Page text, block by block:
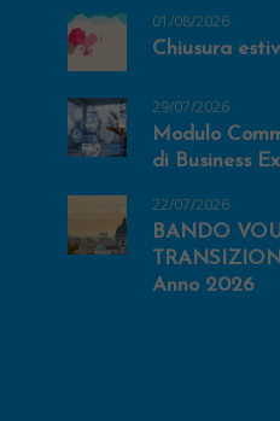
01/08/2026
Chiusura
29/07/2026
Modulo
di Business
22/07/2026
BANDO
Anno 2026